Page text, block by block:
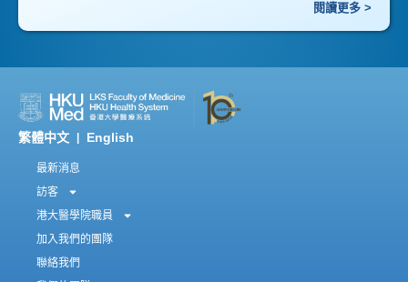
閱讀更多 >
繁體中文 English
最新消息
訪客
港大醫學院職員
加入我們的團隊
聯絡我們